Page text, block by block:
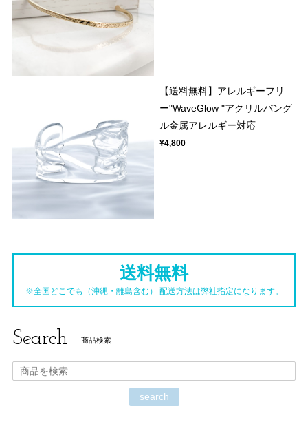
【送料無料】アレルギーフリ
ー"WaveGlow "アクリルバング
ル金属アレルギー対応
¥4,800
送料無料
※全国どこでも（沖縄・離島含む） 配送方法は弊社指定になります。
Search 商品検索
search